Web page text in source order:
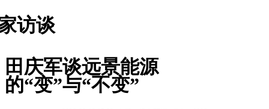
访谈
田庆军谈远景能源
的“变”与“不变”